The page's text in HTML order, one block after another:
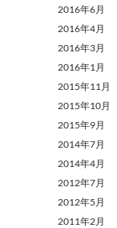
2016年6月
2016年4月
2016年3月
2016年1月
2015年11月
2015年10月
2015年9月
2014年7月
2014年4月
2012年7月
2012年5月
2011年2月